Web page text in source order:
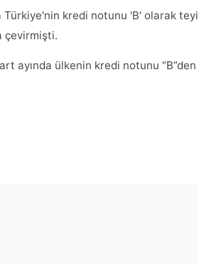
kredi notunu 'B' olarak
çevirmişti.
ayında ülkenin kredi notunu